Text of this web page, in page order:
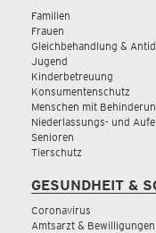
Familien
Frauen
Gleichbehandlung &
Jugend
Kinderbetreuung
Konsumentenschutz
Menschen mit
Niederlassungs- und
Senioren
Tierschutz
GESUNDHEIT &
Coronavirus
Amtsarzt & Bewilligungen